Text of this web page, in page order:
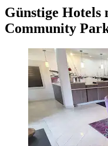
Günstige Hotels
Community